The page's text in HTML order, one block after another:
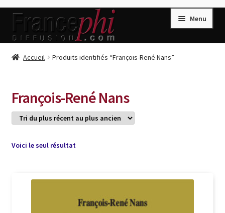
Aller
la
Aller
contenu
Menu
Accueil
Compte
Conditions de Vente
Connection
Listes d’Envies
Livres de Peter Randa
Accueil Produits identifiés “François-René Nans”
François-René Nans
Voici le seul résultat